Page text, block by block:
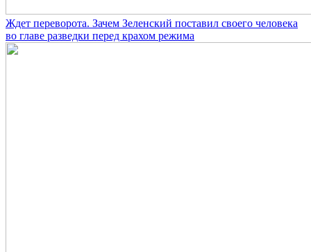
Ждет переворота. Зачем Зеленский поставил своего человека
во главе разведки перед крахом режима